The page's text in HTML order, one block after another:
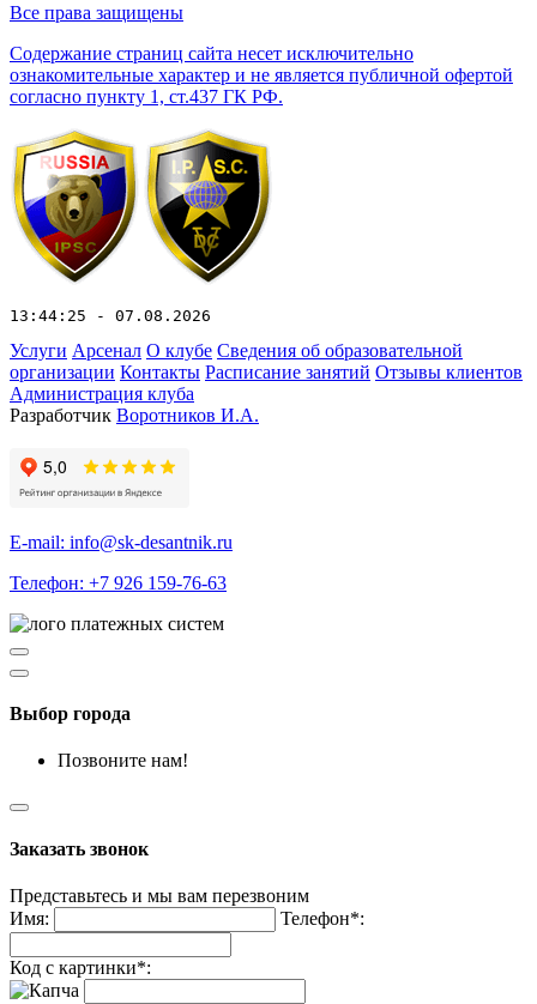
Все права защищены
Содержание страниц сайта несет исключительно
ознакомительные характер и не является публичной офертой
согласно пункту 1, ст.437 ГК РФ.
13:44:25 - 07.08.2026
Услуги Арсенал О клубе Сведения об образовательной
организации Контакты Расписание занятий Отзывы клиентов
Администрация клуба
Разработчик Воротников И.А.
E-mail: info@sk-desantnik.ru
Телефон: +7 926 159-76-63
Выбор города
Позвоните нам!
Заказать звонок
Представьтесь и мы вам перезвоним
Имя:
Телефон*:
Код с картинки*: